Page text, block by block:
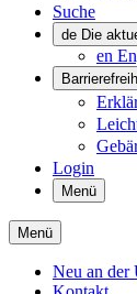
Suche
de Die
en
Login
Menü
Menü
Neu an der